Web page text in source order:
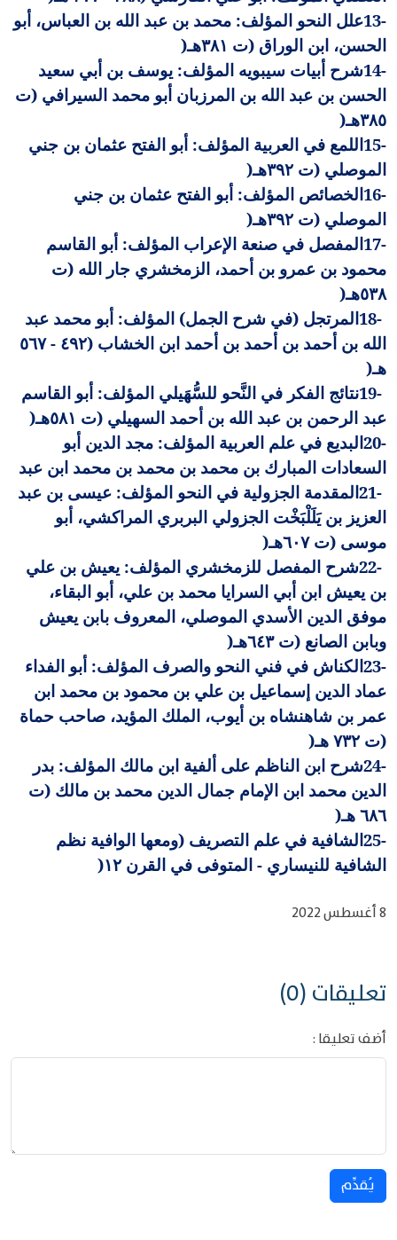
13-علل النحو المؤلف: محمد بن عبد الله بن العباس، أبو
الحسن، ابن الوراق (ت ٣٨١هـ
)
14-شرح أبيات سيبويه المؤلف: يوسف بن أبي سعيد
الحسن بن عبد الله بن المرزبان أبو محمد السيرافي (ت
٣٨٥هـ
)
15-اللمع في العربية المؤلف: أبو الفتح عثمان بن جني
الموصلي (ت ٣٩٢هـ
)
16-الخصائص المؤلف: أبو الفتح عثمان بن جني
الموصلي (ت ٣٩٢هـ
)
17-المفصل في صنعة الإعراب المؤلف: أبو القاسم
محمود بن عمرو بن أحمد، الزمخشري جار الله (ت
٥٣٨هـ
)
18-المرتجل (في شرح الجمل) المؤلف: أبو محمد عبد
الله بن أحمد بن أحمد بن أحمد ابن الخشاب (٤٩٢ - ٥٦٧
هـ)
19-نتائج الفكر في النَّحو للسُّهَيلي المؤلف: أبو القاسم
عبد الرحمن بن عبد الله بن أحمد السهيلي (ت ٥٨١هـ
)
20-البديع في علم العربية المؤلف: مجد الدين أبو
السعادات المبارك بن محمد بن محمد بن محمد ابن عبد
21-المقدمة الجزولية في النحو المؤلف: عيسى بن عبد
العزيز بن يَلَلْبَخْت الجزولي البربري المراكشي، أبو
موسى (ت ٦٠٧هـ
)
22-شرح المفصل للزمخشري المؤلف: يعيش بن علي
بن يعيش ابن أبي السرايا محمد بن علي، أبو البقاء،
موفق الدين الأسدي الموصلي، المعروف بابن يعيش
وبابن الصانع (ت ٦٤٣هـ
)
23-الكناش في فني النحو والصرف المؤلف: أبو الفداء
عماد الدين إسماعيل بن علي بن محمود بن محمد ابن
عمر بن شاهنشاه بن أيوب، الملك المؤيد، صاحب حماة
(ت ٧٣٢ هـ
)
24-شرح ابن الناظم على ألفية ابن مالك المؤلف: بدر
الدين محمد ابن الإمام جمال الدين محمد بن مالك (ت
٦٨٦ هـ
)
25-الشافية في علم التصريف (ومعها الوافية نظم
الشافية للنيساري - المتوفى في القرن ١٢
)
8 أغسطس 2022
تعليقات (0)
أضف تعليقا :
يُقدِّم